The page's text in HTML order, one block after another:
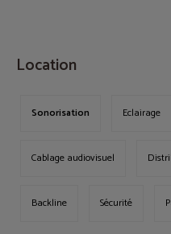
Location
Sonorisation Eclairage
Cablage audiovisuel
Backline Sécurité